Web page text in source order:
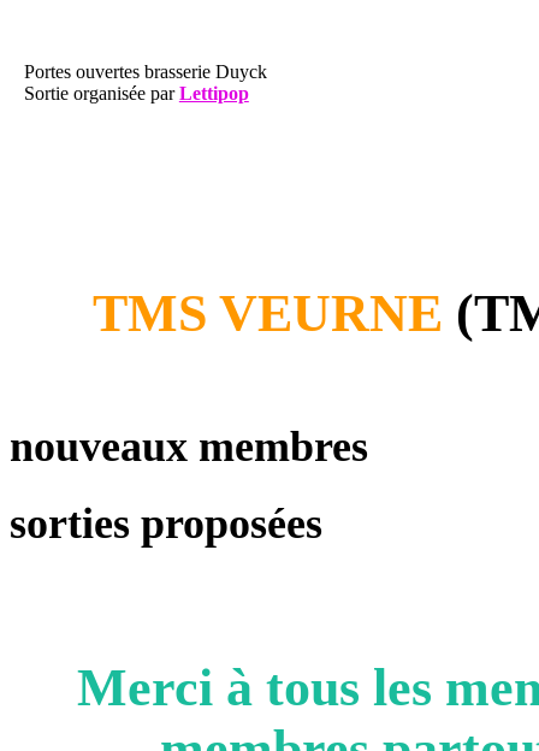
Portes ouvertes brasserie Duyck
Sortie organisée parLettipop
TMS VEURNE
nouveaux membres
sorties proposées
Merci à tous les